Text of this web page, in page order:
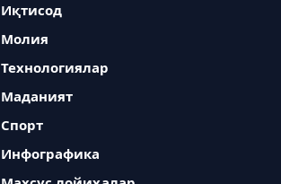
Иқтисод
Молия
Технологиялар
Маданият
Спорт
Инфографика